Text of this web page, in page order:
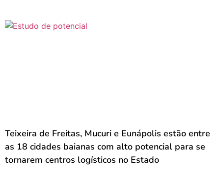
Teixeira de Freitas, Mucuri e Eunápolis estão entre
as 18 cidades baianas com alto potencial para se
tornarem centros logísticos no Estado